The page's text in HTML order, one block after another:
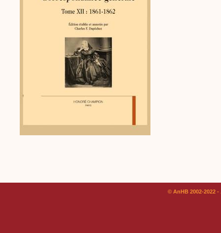
© AnHB 2002-2022